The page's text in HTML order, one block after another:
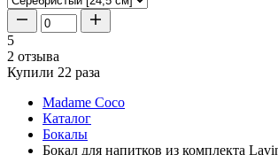
5
2 отзыва
Купили 22 раза
Madame Coco
Каталог
Бокалы
Бокал для напитков из комплекта